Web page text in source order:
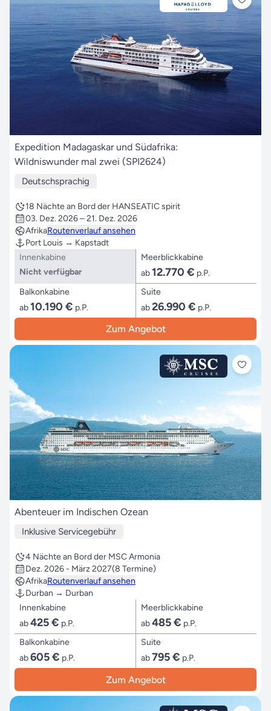
Expedition Madagaskar und Südafrika:
Wildniswunder mal zwei (SPI2624)
Deutschsprachig
18 Nächte an Bord der HANSEATIC spirit
03. Dez. 2026 – 21. Dez. 2026
AfrikaRoutenverlauf ansehen
Port Louis → Kapstadt
Innenkabine
Nicht verfügbar
Meerblickkabine
ab12.770 € p.P.
Balkonkabine
ab10.190 € p.P.
Suite
ab26.990 € p.P.
Zum Angebot
Abenteuer im Indischen Ozean
Inklusive Servicegebühr
4 Nächte an Bord der MSC Armonia
Dez. 2026 - März 2027(8 Termine)
AfrikaRoutenverlauf ansehen
Durban → Durban
Innenkabine
ab425 € p.P.
Meerblickkabine
ab485 € p.P.
Balkonkabine
ab605 € p.P.
Suite
ab795 € p.P.
Zum Angebot